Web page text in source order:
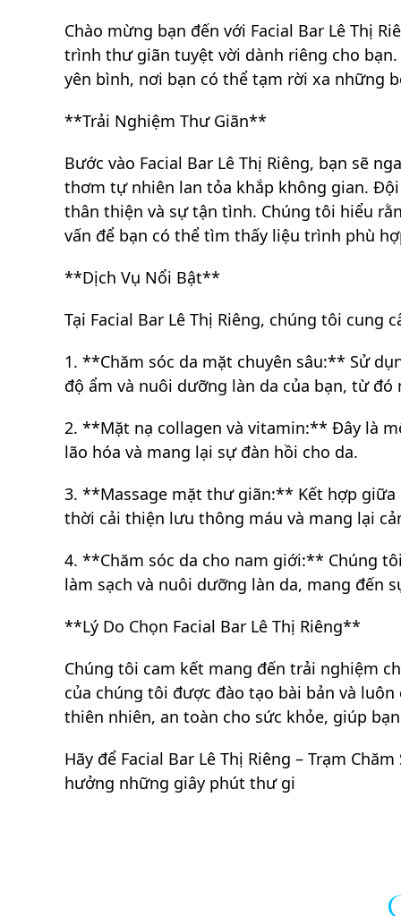
Chào mừng bạn đến với Facial Bar Lê Thị
trình thư giãn tuyệt vời dành riêng cho
yên bình, nơi bạn có thể tạm rời xa những
**Trải Nghiệm Thư Giãn**
Bước vào Facial Bar Lê Thị Riêng, bạn sẽ
thơm tự nhiên lan tỏa khắp không gian.
thân thiện và sự tận tình. Chúng tôi hiểu
vấn để bạn có thể tìm thấy liệu trình phù
**Dịch Vụ Nổi Bật**
Tại Facial Bar Lê Thị Riêng, chúng tôi cung
1. **Chăm sóc da mặt chuyên sâu:** Sử
độ ẩm và nuôi dưỡng làn da của bạn, từ
2. **Mặt nạ collagen và vitamin:** Đây là
lão hóa và mang lại sự đàn hồi cho da.
3. **Massage mặt thư giãn:** Kết hợp
thời cải thiện lưu thông máu và mang lại
4. **Chăm sóc da cho nam giới:** Chúng
làm sạch và nuôi dưỡng làn da, mang đến
**Lý Do Chọn Facial Bar Lê Thị Riêng**
Chúng tôi cam kết mang đến trải nghiệm
của chúng tôi được đào tạo bài bản và
thiên nhiên, an toàn cho sức khỏe, giúp
Hãy để Facial Bar Lê Thị Riêng – Trạm
hưởng những giây phút thư gi